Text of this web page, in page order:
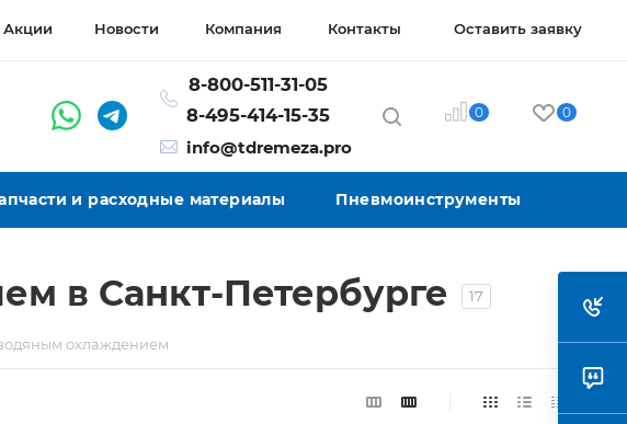
Акции Новости Компания Контакты Оставить заявку
8-800-511-31-05
8-495-414-15-35
info@tdremeza.pro
0 0
и расходные материалы Пневмоинструменты
в Санкт-Петербурге 17
охлаждением